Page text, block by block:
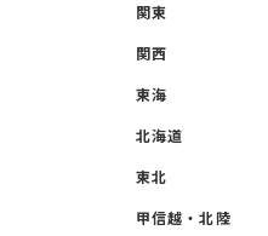
関東
関西
東海
北海道
東北
甲信越・北陸